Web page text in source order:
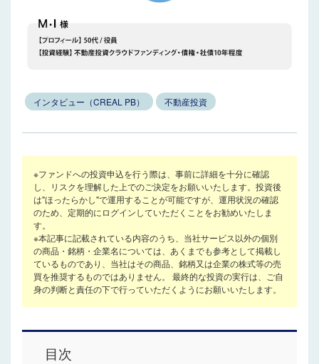
インタビュー（CREAL PB） 不動産投資
※ファンドへの投資申込を行う際は、事前に詳細を十分に確認
し、リスクを理解した上でのご決定をお願いいたします。投資後
は"ほったらかし"で運用することが可能ですが、運用状況の確認
のため、定期的にログインしていただくことをお勧めいたしま
す。
※本記事に記載されている内容のうち、当社サービス以外の個別
の商品・銘柄・企業名については、あくまでも参考として掲載し
ているものであり、当社はその商品、銘柄又は企業の株式等の売
買を推奨するものではありません。 最終的な投資の実行は、ご自
身の判断と責任の下で行っていただくようにお願いいたします。
目次